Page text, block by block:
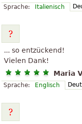
Sprache: Italienisch
... so entzückend!
Vielen Dank!
Maria
Sprache: Englisch